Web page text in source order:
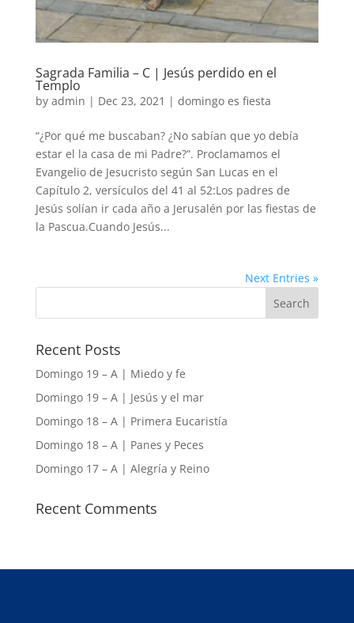
Sagrada Familia – C | Jesús perdido en el
Templo
by admin | Dec 23, 2021 | domingo es fiesta
“¿Por qué me buscaban? ¿No sabían que yo debía
estar el la casa de mi Padre?”. Proclamamos el
Evangelio de Jesucristo según San Lucas en el
Capítulo 2, versículos del 41 al 52:Los padres de
Jesús solían ir cada año a Jerusalén por las fiestas de
la Pascua.Cuando Jesús...
Next Entries »
Recent Posts
Domingo 19 – A | Miedo y fe
Domingo 19 – A | Jesús y el mar
Domingo 18 – A | Primera Eucaristía
Domingo 18 – A | Panes y Peces
Domingo 17 – A | Alegría y Reino
Recent Comments